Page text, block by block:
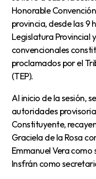
Honorable
provincia, desde las 9
Legislatura Provincial
convencionales
proclamados por el
(TEP).
Al inicio de la sesión, se procedió a la elección de las
autoridades
Constituyente,
Graciela de la Rosa
Emmanuel Vera
Insfrán como